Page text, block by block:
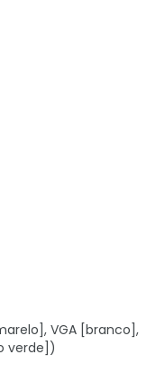
VGA [branco],
verde])